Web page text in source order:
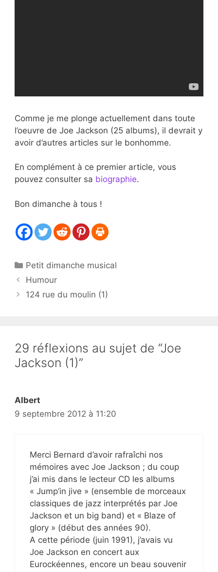
Comme je me plonge actuellement dans toute
l’oeuvre de Joe Jackson (25 albums), il devrait y
avoir d’autres articles sur le bonhomme.
En complément à ce premier article, vous
pouvez consulter sa biographie.
Bon dimanche à tous !
Catégories
Petit dimanche musical
Humour
124 rue du moulin (1)
29 réflexions au sujet de “Joe
Jackson (1)”
Albert
9 septembre 2012 à 11:20
Merci Bernard d’avoir rafraîchi nos
mémoires avec Joe Jackson ; du coup
j’ai mis dans le lecteur CD les albums
« Jump’in jive » (ensemble de morceaux
classiques de jazz interprétés par Joe
Jackson et un big band) et « Blaze of
glory » (début des années 90).
A cette période (juin 1991), j’avais vu
Joe Jackson en concert aux
Eurockéennes, encore un beau souvenir